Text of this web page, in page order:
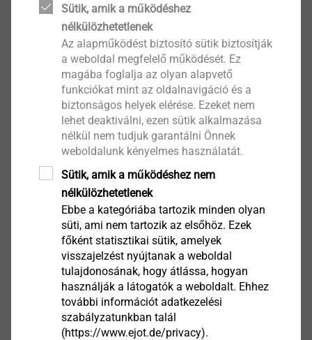
acél tartóprofilokhoz való rögzítést (nem része az
abP-nek)
Fali konzol korrózióálló nemeasacélból és az abP
alumínium alkatrészekből
A pufferzóna vizuális beállításvezérlésként
szolgál
Ugyanaz a rögzítési elv a csúszó és fix pontokhoz
Műszaki adatok
Átmérő: 5,0 mm
Fúrókapacitás: 3,0 mm
Behajtó: SW8 hatlap
Szerelési fordulatszám: 1500 1/min
E14 csúszó alátét, Ø 14 mm
Megjegyzés
Ellenőrzött alkatrész-kombinációk Rm(építőelem II) ≥
190, ≥ 215 és ≥ 245 N/mm2. A teherbírási értékek a
(abP) P-BWU02-178006 általános építésügyi hatósági
Sütik, amik a működéshez
nélkülözhetetlenek
Az alapműködést biztosító sütik biztosítják
a weboldal megfelelő működését. Ez
magába foglalja az olyan alapvető
funkciókat mint az oldalnavigáció és a
biztonságos helyek elérése. Ezeket nem
lehet deaktiválni, ezen sütik alkalmazása
nélkül nem tudjuk garantálni Önnek
weboldalunk kényelmes használatát.
Sütik, amik a működéshez nem
nélkülözhetetlenek
Ebbe a kategóriába tartozik minden olyan
süti, ami nem tartozik az elsőhöz. Ezek
főként statisztikai sütik, amelyek
visszajelzést nyújtanak a weboldal
tulajdonosának, hogy átlássa, hogyan
használják a látogatók a weboldalt. Ehhez
további információt adatkezelési
szabályzatunkban talál
(https://www.ejot.de/privacy).